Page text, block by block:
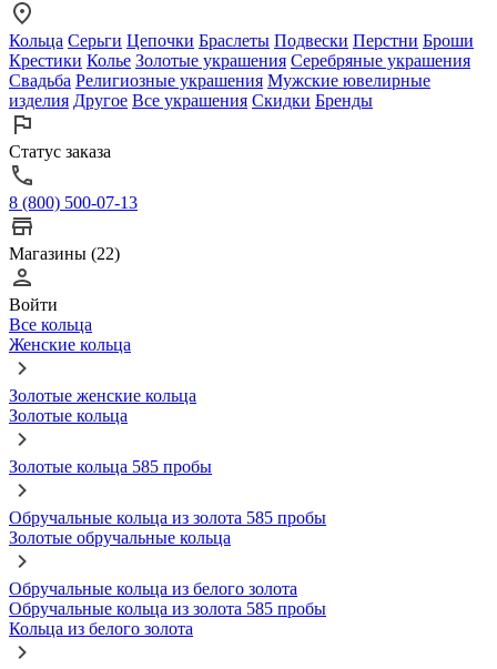
Кольца Серьги Цепочки Браслеты Подвески Перстни Броши
Крестики Колье Золотые украшения Серебряные украшения
Свадьба Религиозные украшения Мужские ювелирные
изделия Другое Все украшения Скидки Бренды
Статус заказа
8 (800) 500-07-13
Магазины (22)
Войти
Все кольца
Женские кольца
Золотые женские кольца
Золотые кольца
Золотые кольца 585 пробы
Обручальные кольца из золота 585 пробы
Золотые обручальные кольца
Обручальные кольца из белого золота
Обручальные кольца из золота 585 пробы
Кольца из белого золота